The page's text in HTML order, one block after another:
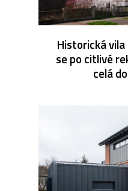
Historická
se po citlivé
celá